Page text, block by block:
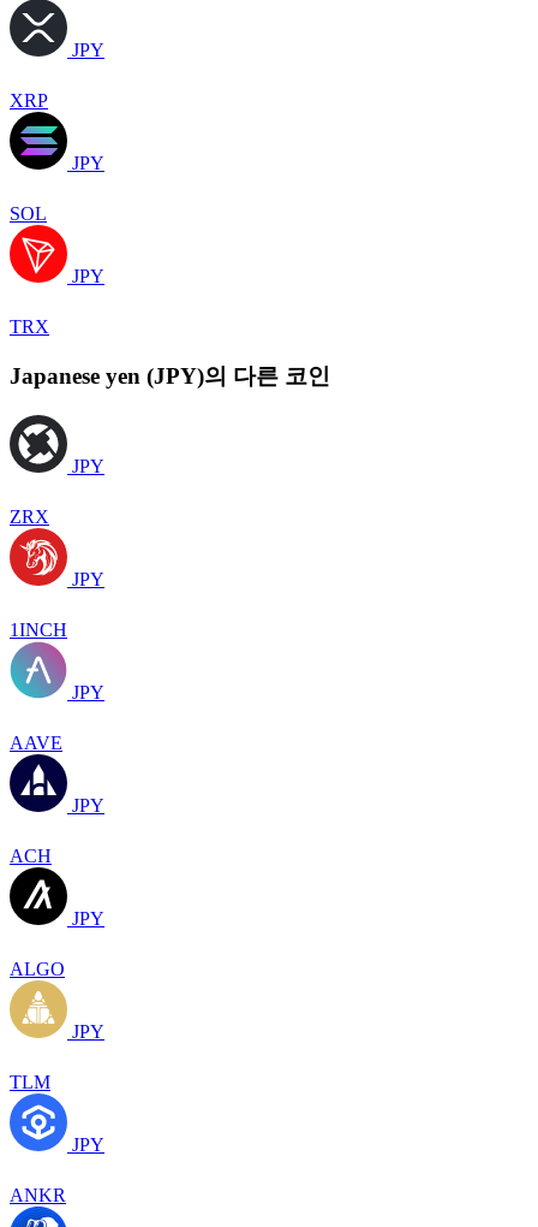
JPY
XRP
JPY
SOL
JPY
TRX
Japanese yen (JPY)의 다른 코인
JPY
ZRX
JPY
1INCH
JPY
AAVE
JPY
ACH
JPY
ALGO
JPY
TLM
JPY
ANKR